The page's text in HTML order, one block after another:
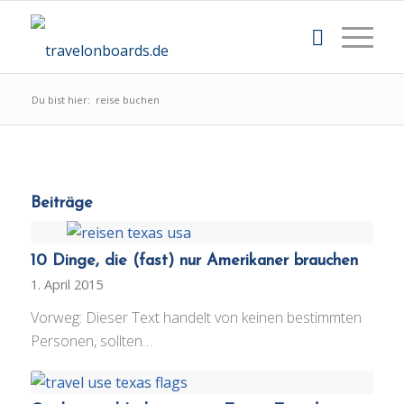
Du bist hier: reise buchen
Beiträge
10 Dinge, die (fast) nur Amerikaner brauchen
1. April 2015
Vorweg: Dieser Text handelt von keinen bestimmten
Personen, sollten…